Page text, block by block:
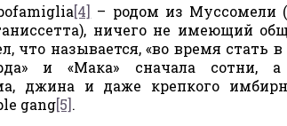
[4] – родом из Муссомели
ничего не имеющий
что называется, «во время стать
и «Мака» сначала
джина и даже крепкого
gang[5].